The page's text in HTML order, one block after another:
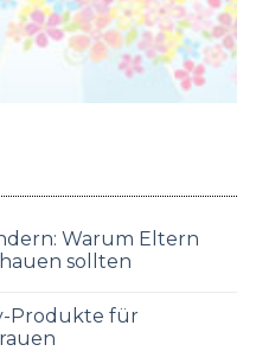
Warum Eltern
sollten
Produkte für